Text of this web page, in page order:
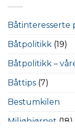
Båtinteresserte
Båtpolitikk (19)
Båtpolitikk –
Båttips (7)
Bestumkilen
Miljøhjørnet (18)